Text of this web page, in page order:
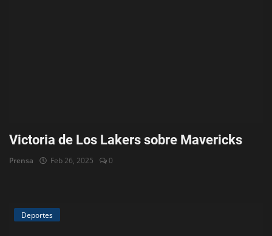
Victoria de Los Lakers sobre Mavericks
Prensa Feb 26, 2025 0
Deportes